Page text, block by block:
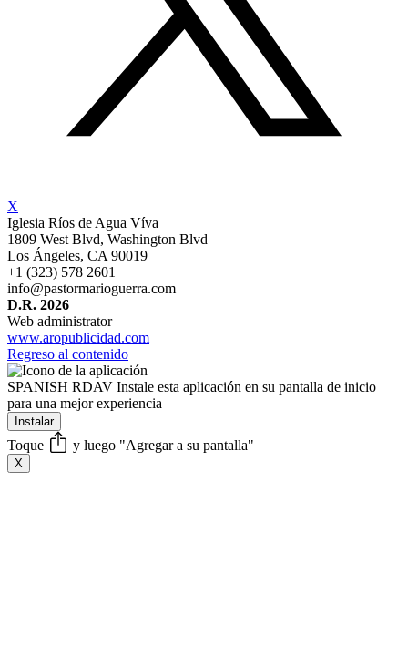
X
Iglesia Ríos de Agua Víva
1809 West Blvd, Washington Blvd
Los Ángeles, ⁠CA 90019
+1 (323) 578 2601
info@pastormarioguerra.com
D.R. 2026
Web administrator
www.aropublicidad.com
Regreso al contenido
SPANISH RDAV Instale esta aplicación en su pantalla de inicio
para una mejor experiencia
Instalar
Toque y luego "Agregar a su pantalla"
X